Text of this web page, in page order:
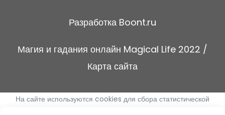
Разработка Boont.ru
Магия и гадания онлайн Magical Life 2022 /
Карта сайта
На сайте используются cookies для сбора статистической